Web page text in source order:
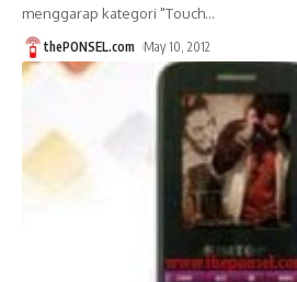
menggarap kategori "Touch…
thePONSEL.com May 10, 2012